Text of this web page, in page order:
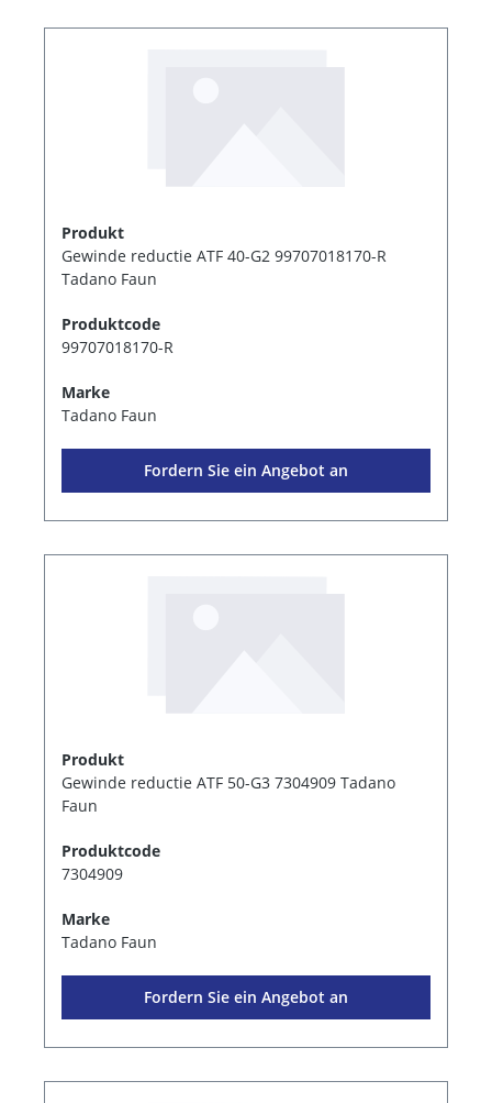
Produkt
Gewinde reductie ATF 40-G2 99707018170-R
Tadano Faun
Produktcode
99707018170-R
Marke
Tadano Faun
Fordern Sie ein Angebot an
Produkt
Gewinde reductie ATF 50-G3 7304909 Tadano
Faun
Produktcode
7304909
Marke
Tadano Faun
Fordern Sie ein Angebot an